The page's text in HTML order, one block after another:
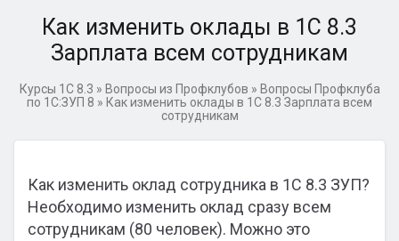
Как изменить оклады в 1С 8.3
Зарплата всем сотрудникам
Курсы 1С 8.3 » Вопросы из Профклубов » Вопросы Профклуба
по 1С:ЗУП 8 » Как изменить оклады в 1С 8.3 Зарплата всем
сотрудникам
Как изменить оклад сотрудника в 1С 8.3 ЗУП?
Необходимо изменить оклад сразу всем
сотрудникам (80 человек). Можно это